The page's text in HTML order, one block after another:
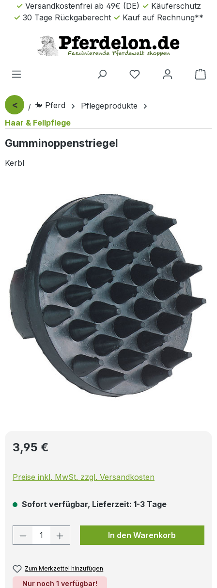
Zum Hauptinhalt springen
Versandkostenfrei ab 49€ (DE)
Käuferschutz
30 Tage Rückgaberecht
Kauf auf Rechnung**
< 🐎 Pferd
Pflegeprodukte
Haar & Fellpflege
Gumminoppenstriegel
Kerbl
Bildergalerie überspringen
Regulärer Preis:
3,95 €
Preise inkl. MwSt. zzgl. Versandkosten
Sofort verfügbar, Lieferzeit: 1-3 Tage
Produkt Anzahl: Gib den
In den Warenkorb
Zum Merkzettel hinzufügen
Nur noch 1 verfügbar!